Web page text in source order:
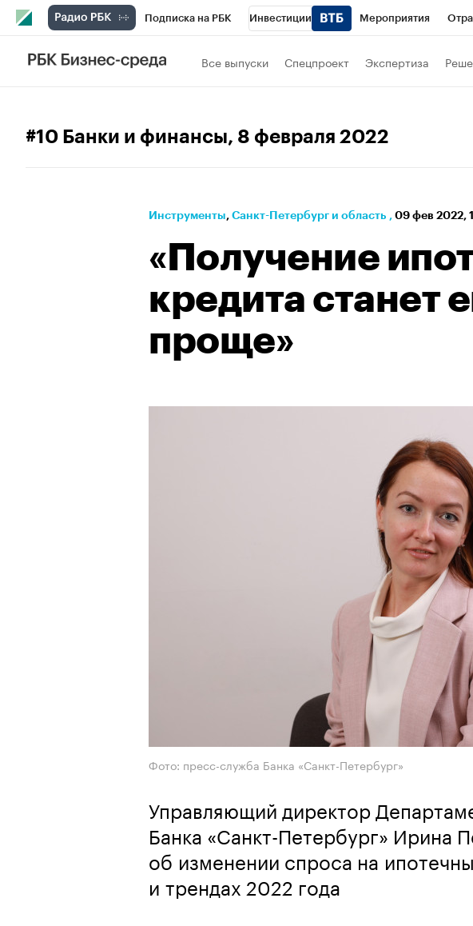
Подписка на РБК Инвестиции Мероприятия
Телеканал Все выпуски Спецпроект Экспертиза
#10 Банки и финансы, 8 февраля 2022
Инструменты⁠, Санкт-Петербург и область , 09 фев 2022,
«Получение
кредита станет
проще»
Фото: пресс-служба Банка «Санкт-Петербург»
Управляющий директор
Банка «Санкт-Петербург» Ирина
об изменении спроса на
и трендах 2022 года